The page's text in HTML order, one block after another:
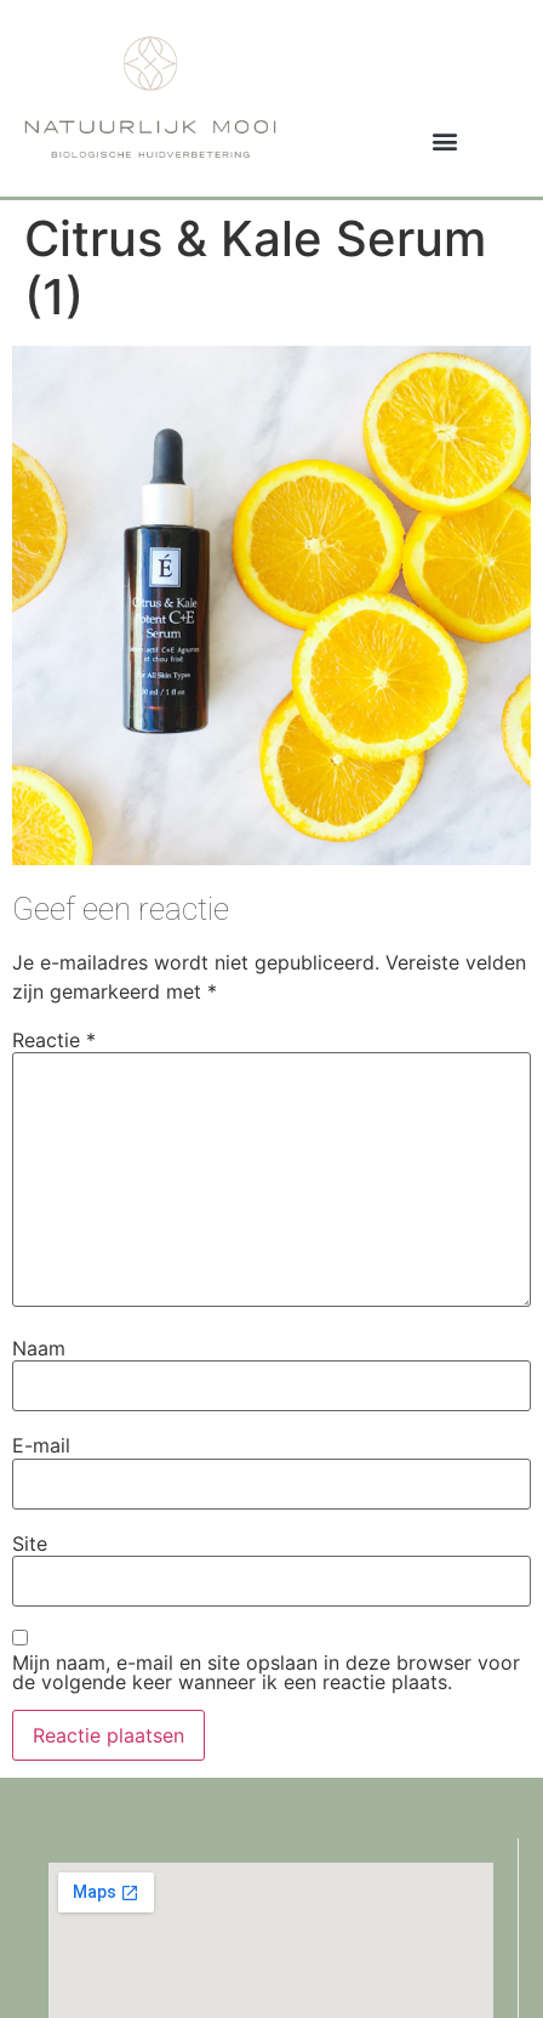
Citrus & Kale Serum
(1)
Geef een reactie
Je e-mailadres wordt niet gepubliceerd. Vereiste velden
zijn gemarkeerd met *
Reactie *
Naam
E-mail
Site
Mijn naam, e-mail en site opslaan in deze browser voor
de volgende keer wanneer ik een reactie plaats.